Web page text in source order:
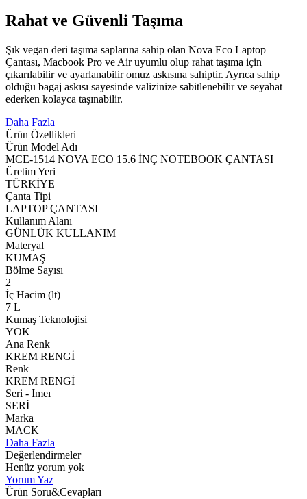
Rahat ve Güvenli Taşıma
Şık vegan deri taşıma saplarına sahip olan Nova Eco Laptop
Çantası, Macbook Pro ve Air uyumlu olup rahat taşıma için
çıkarılabilir ve ayarlanabilir omuz askısına sahiptir. Ayrıca sahip
olduğu bagaj askısı sayesinde valizinize sabitlenebilir ve seyahat
ederken kolayca taşınabilir.
Daha Fazla
Ürün Özellikleri
Ürün Model Adı
MCE-1514 NOVA ECO 15.6 İNÇ NOTEBOOK ÇANTASI
Üretim Yeri
TÜRKİYE
Çanta Tipi
LAPTOP ÇANTASI
Kullanım Alanı
GÜNLÜK KULLANIM
Materyal
KUMAŞ
Bölme Sayısı
2
İç Hacim (lt)
7 L
Kumaş Teknolojisi
YOK
Ana Renk
KREM RENGİ
Renk
KREM RENGİ
Seri - Imeı
SERİ
Marka
MACK
Daha Fazla
Değerlendirmeler
Henüz yorum yok
Yorum Yaz
Ürün Soru&Cevapları